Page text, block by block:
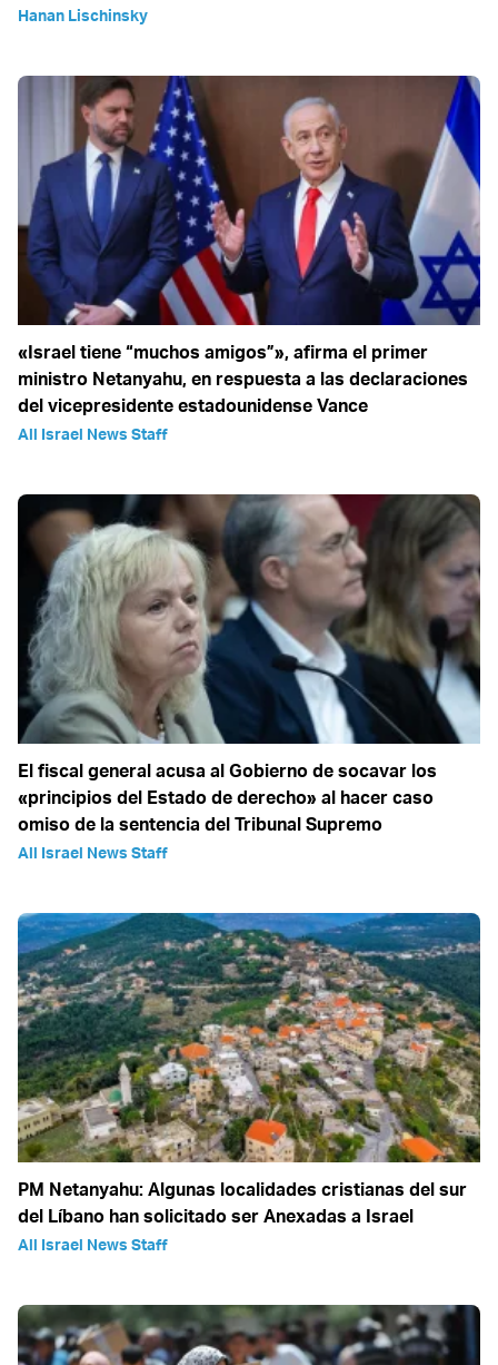
Hanan Lischinsky
«Israel tiene “muchos amigos”», afirma el primer
ministro Netanyahu, en respuesta a las declaraciones
del vicepresidente estadounidense Vance
All Israel News Staff
El fiscal general acusa al Gobierno de socavar los
«principios del Estado de derecho» al hacer caso
omiso de la sentencia del Tribunal Supremo
All Israel News Staff
PM Netanyahu: Algunas localidades cristianas del sur
del Líbano han solicitado ser Anexadas a Israel
All Israel News Staff